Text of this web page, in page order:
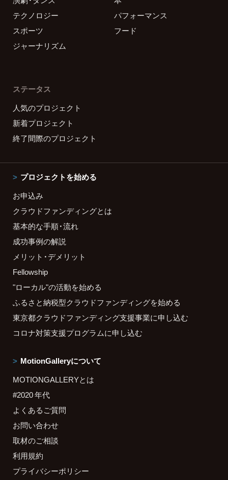
テクノロジー
パフォーマンス
スポーツ
フード
ジャーナリズム
ステータス
人気のプロジェクト
新着プロジェクト
終了間際のプロジェクト
プロジェクトを始める
お申込み
クラウドファンディングとは
基本的な手順・流れ
成功事例の解説
メリット・デメリット
Fellowship
"ローカル"の活動を始める
ふるさと納税型クラウドファンディングを始める
東京都クラウドファンディング支援事業に申し込む
コロナ対策支援プログラムに申し込む
MotionGalleryについて
MOTIONGALLERYとは
#2020 年代
よくあるご質問
お問い合わせ
取材のご相談
利用規約
プライバシーポリシー